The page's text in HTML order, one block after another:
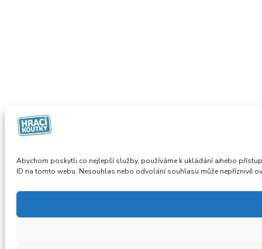
Abychom poskytli co nejlepší služby, používáme k ukládání a/nebo
ID na tomto webu. Nesouhlas nebo odvolání souhlasu může nepříznivě